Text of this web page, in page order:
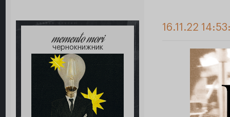
memento mori
чернокнижник
16.11.22